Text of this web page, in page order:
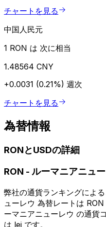
チャートを見る
中国人民元
1 RON は 次に相当
1.48564 CNY
+0.0031 (0.21%) 週次
チャートを見る
為替情報
RONとUSDの詳細
RON - ルーマニアニュ
弊社の通貨ランキングによ
ューレウ 為替レートは
ーマニアニューレウ の通貨
は lei です。